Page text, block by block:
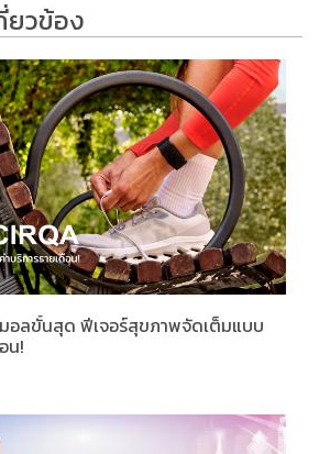
ยวข้อง
อลขั้นสุด ฟีเจอร์สุขภาพจัดเต็มแบบ
น!